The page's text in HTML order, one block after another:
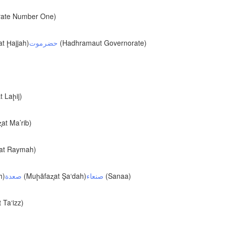
Number One)
Ḩajjah)حضرموت (Hadhramaut Governorate)
Laḩij)
Ma’rib)
Raymah)
صعدة (Muḩāfaz̧at Şa‘dah)صنعاء (Sanaa)
Lubbock
Ciudad Juárez
Chihuahua